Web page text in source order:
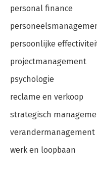
personal finance
persoonlijke
projectmanagement
psychologie
reclame en verkoop
strategisch
verandermanagement
werk en loopbaan